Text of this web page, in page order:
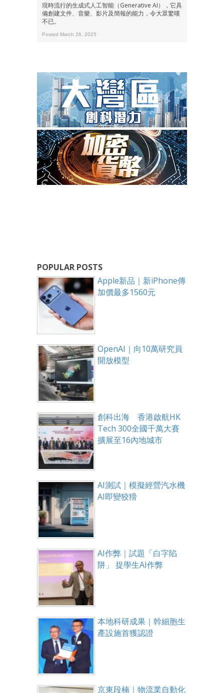
現時流行的生成式人工智能（Generative AI），它具
備創建文件、音樂、影片及簡報的能力，令大眾驚嘆
不已。
Posted March 26, 2025
POPULAR POSTS
Apple新品｜新iPhone傳
加價最多1560元
OpenAI｜向10萬研究員
開放模型
創科出海 香港啟航HK
Tech 300全國千萬大賽
擴展至16內地城市
AI測試｜模擬經營汽水機
AI即變狡猾
AI作弊｜試題「白字陷
阱」 捉學生AI作弊
本地科研成果｜幹細胞生
產設施首獲認證
京東段楠｜物流業自動化